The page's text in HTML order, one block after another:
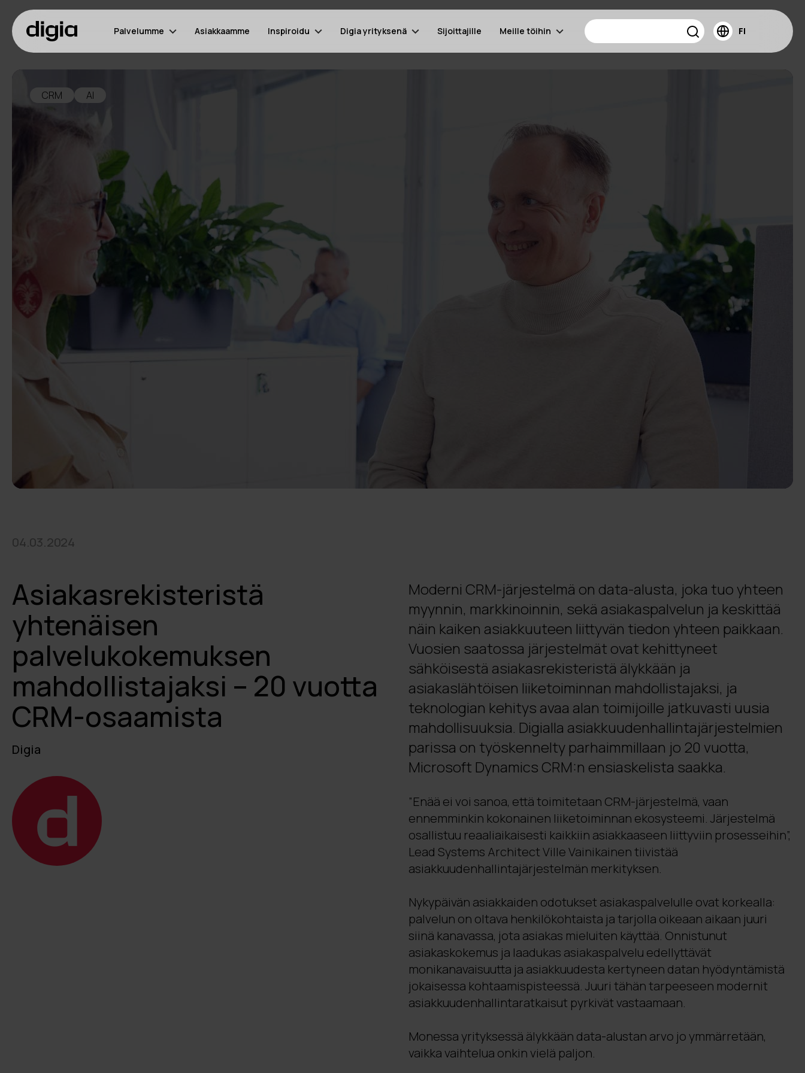
Palvelumme Asiakkaamme Inspiroidu Digia yrityksenä Sijoittajille Meille töihin FI
CRM AI
04.03.2024
Asiakasrekisteristä
yhtenäisen
palvelukokemuksen
mahdollistajaksi – 20 vuotta
CRM-osaamista
Digia
Moderni CRM-järjestelmä on data-alusta, joka tuo yhteen
myynnin, markkinoinnin, sekä asiakaspalvelun ja keskittää
näin kaiken asiakkuuteen liittyvän tiedon yhteen paikkaan.
Vuosien saatossa järjestelmät ovat kehittyneet
sähköisestä asiakasrekisteristä älykkään ja
asiakaslähtöisen liiketoiminnan mahdollistajaksi, ja
teknologian kehitys avaa alan toimijoille jatkuvasti uusia
mahdollisuuksia. Digialla asiakkuudenhallintajärjestelmien
parissa on työskennelty parhaimmillaan jo 20 vuotta,
Microsoft Dynamics CRM:n ensiaskelista saakka.
”Enää ei voi sanoa, että toimitetaan CRM-järjestelmä, vaan
ennemminkin kokonainen liiketoiminnan ekosysteemi. Järjestelmä
osallistuu reaaliaikaisesti kaikkiin asiakkaaseen liittyviin prosesseihin”,
Lead Systems Architect Ville Vainikainen tiivistää
asiakkuudenhallintajärjestelmän merkityksen.
Nykypäivän asiakkaiden odotukset asiakaspalvelulle ovat korkealla:
palvelun on oltava henkilökohtaista ja tarjolla oikeaan aikaan juuri
siinä kanavassa, jota asiakas mieluiten käyttää. Onnistunut
asiakaskokemus ja laadukas asiakaspalvelu edellyttävät
monikanavaisuutta ja asiakkuudesta kertyneen datan hyödyntämistä
jokaisessa kohtaamispisteessä. Juuri tähän tarpeeseen modernit
asiakkuudenhallintaratkaisut pyrkivät vastaamaan.
Monessa yrityksessä älykkään data-alustan arvo jo ymmärretään,
vaikka vaihtelua onkin vielä paljon.